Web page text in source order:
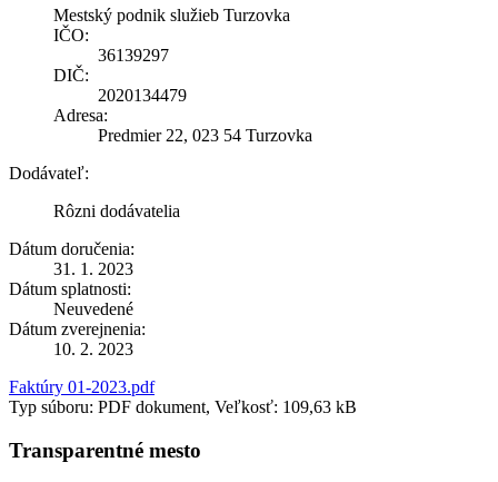
Mestský podnik služieb Turzovka
IČO:
36139297
DIČ:
2020134479
Adresa:
Predmier 22, 023 54 Turzovka
Dodávateľ:
Rôzni dodávatelia
Dátum doručenia:
31. 1. 2023
Dátum splatnosti:
Neuvedené
Dátum zverejnenia:
10. 2. 2023
Faktúry 01-2023.pdf
Typ súboru: PDF dokument, Veľkosť: 109,63 kB
Transparentné mesto